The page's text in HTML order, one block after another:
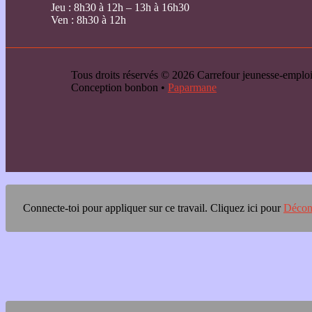
Jeu : 8h30 à 12h – 13h à 16h30
Ven : 8h30 à 12h
Tous droits réservés © 2026 Carrefour jeunesse-
Conception bonbon • Paparmane
Connecte-toi pour appliquer sur ce travail. Cliquez ici pour